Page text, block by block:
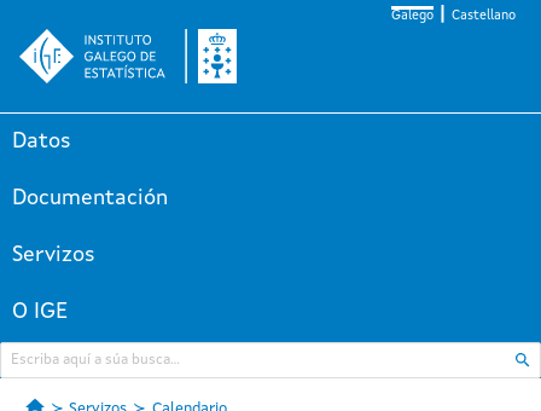
Galego Castellano
Datos
Documentación
Servizos
O IGE